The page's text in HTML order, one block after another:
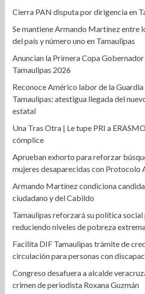
Cierra PAN disputa por dirigencia en
Se mantiene Armando Martínez entre
del país y número uno en Tamaulipas
Anuncian la Primera Copa
Tamaulipas 2026
Reconoce Américo labor de la
Tamaulipas; atestigua llegada del
estatal
Una Tras Otra | Le tupe PRI a
cómplice
Aprueban exhorto para reforzar
mujeres desaparecidas con Protocolo
Armando Martínez condiciona
ciudadano y del Cabildo
Tamaulipas reforzará su política social
reduciendo niveles de pobreza
Facilita DIF Tamaulipas trámite de
circulación para personas con
Congreso desafuera a alcalde
crimen de periodista Roxana Guzmán